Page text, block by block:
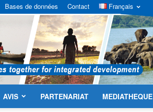
Bases de données Contact Français
AVIS PARTENARIAT MEDIATHEQUE